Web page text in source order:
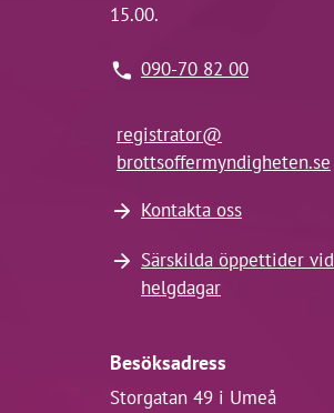
15.00.
090-70 82 00
registrator@
brottsoffermyndigheten.se
Kontakta oss
Särskilda öppettider vid
helgdagar
Besöksadress
Storgatan 49 i Umeå